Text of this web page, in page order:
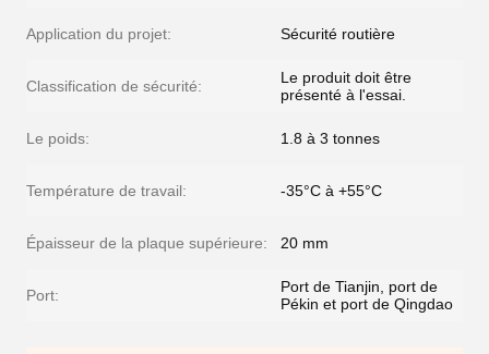
Application du projet: Sécurité routière
Classification de sécurité:
Le produit doit être
présenté à l'essai.
Le poids: 1.8 à 3 tonnes
Température de travail: -35°C à +55°C
Épaisseur de la plaque supérieure: 20 mm
Port:
Port de Tianjin, port de
Pékin et port de Qingdao